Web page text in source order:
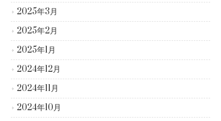
2025年3月
2025年2月
2025年1月
2024年12月
2024年11月
2024年10月